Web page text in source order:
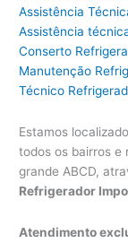
Assistência
Assistência
Conserto
Manutenção
Técnico
Estamos
todos os bairros e
grande ABCD,
Refrigerador
Atendimento